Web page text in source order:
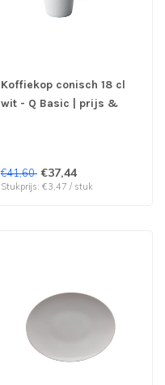
Koffiekop conisch 18 cl
wit - Q Basic | prijs &
€41,60 €37,44
Stukprijs: €3,47 / stuk